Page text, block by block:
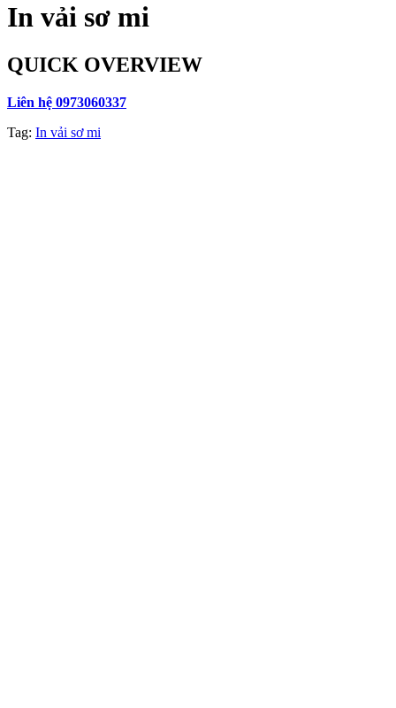
In vải sơ mi
QUICK OVERVIEW
Liên hệ 0973060337
Tag: In vải sơ mi